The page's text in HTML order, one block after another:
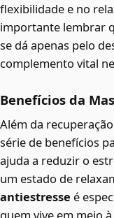
flexibilidade e no
importante lembrar
se dá apenas pelo
complemento vital
Benefícios da
Além da
série de benefícios
ajuda a reduzir o
um estado de
antiestresse é